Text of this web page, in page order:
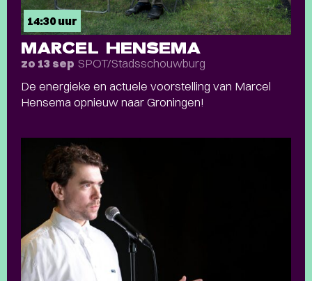
14:30 uur
MARCEL HENSEMA
zo 13 sep SPOT/Stadsschouwburg
De energieke en actuele voorstelling van Marcel
Hensema opnieuw naar Groningen!